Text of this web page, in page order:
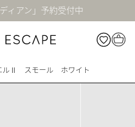
ィアン」予約受付中
ルⅡ スモール ホワイト